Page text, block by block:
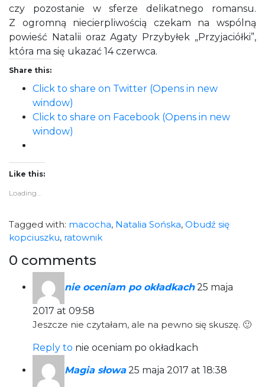
czy pozostanie w sferze delikatnego romansu.
Z ogromną niecierpliwością czekam na wspólną
powieść Natalii oraz Agaty Przybyłek „Przyjaciółki”,
która ma się ukazać 14 czerwca.
Share this:
Click to share on Twitter (Opens in new
window)
Click to share on Facebook (Opens in new
window)
Like this:
Loading...
Tagged with: macocha, Natalia Sońska, Obudź się
kopciuszku, ratownik
0 comments
nie oceniam po okładkach 25 maja
2017 at 09:58
Jeszcze nie czytałam, ale na pewno się skuszę. 🙂
Reply to nie oceniam po okładkach
Magia słowa 25 maja 2017 at 18:38